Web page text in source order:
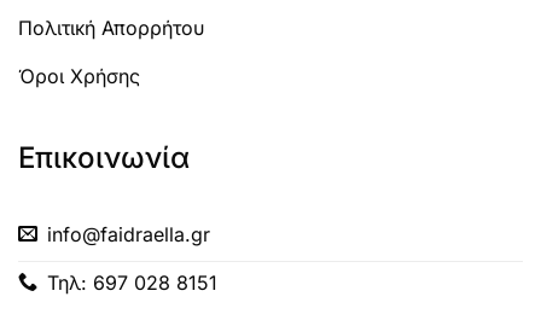
Πολιτική Απορρήτου
Όροι Χρήσης
Επικοινωνία
info@faidraella.gr
Τηλ: 697 028 8151